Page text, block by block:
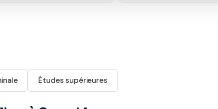
Études supérieures